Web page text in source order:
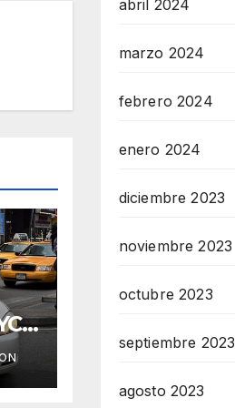
abril 2024
marzo 2024
febrero 2024
enero 2024
diciembre 2023
noviembre 2023
octubre 2023
septiembre 2023
agosto 2023